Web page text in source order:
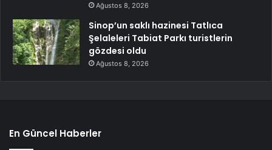
Ağustos 8, 2026
Sinop’un saklı hazinesi Tatlıca
Şelaleleri Tabiat Parkı turistlerin
gözdesi oldu
Ağustos 8, 2026
En Güncel Haberler